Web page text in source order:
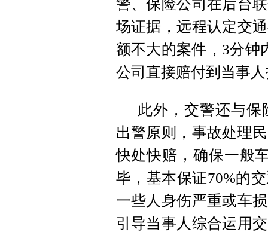
警、保险公司在后台
场证据，远程认定交
额不大的案件，3分钟
公司直接赔付到当事
此外，交警还与
出警原则，事故处理
快处快赔，确保一般
毕，基本保证70%的
一些人身伤严重或车
引导当事人综合运用